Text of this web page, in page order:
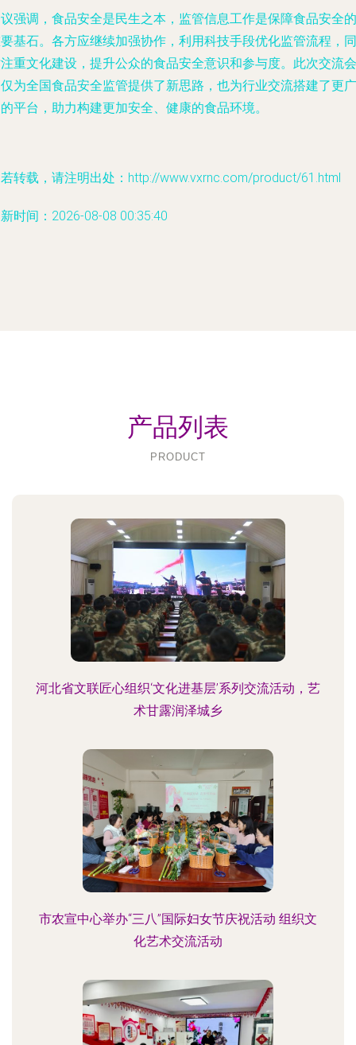
强调，食品安全是民生之本，监管信息工作是保障食品安全的
基石。各方应继续加强协作，利用科技手段优化监管流程，同
重文化建设，提升公众的食品安全意识和参与度。此次交流会
为全国食品安全监管提供了新思路，也为行业交流搭建了更广
平台，助力构建更加安全、健康的食品环境。
转载，请注明出处：http://www.vxrnc.com/product/61.html
时间：2026-08-08 00:35:40
产品列表
PRODUCT
河北省文联匠心组织‘文化进基层’系列交流活动，艺
术甘露润泽城乡
市农宣中心举办“三八”国际妇女节庆祝活动 组织文
化艺术交流活动